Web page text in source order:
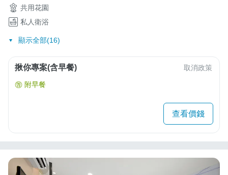
共用花園
私人衛浴
顯示全部(16)
揪你專案(含早餐) 取消政策
附早餐
查看價錢